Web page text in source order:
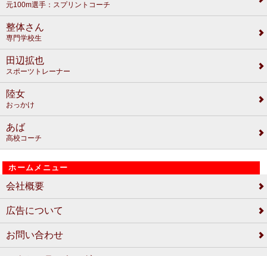
元100m選手：スプリントコーチ
整体さん
専門学校生
田辺拡也
スポーツトレーナー
陸女
おっかけ
あば
高校コーチ
ホームメニュー
会社概要
広告について
お問い合わせ